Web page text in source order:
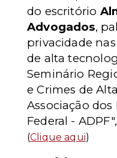
do escritório
Advogados,
privacidade
de alta
Seminário
e Crimes de
Associação
Federal -
(Clique aqui)